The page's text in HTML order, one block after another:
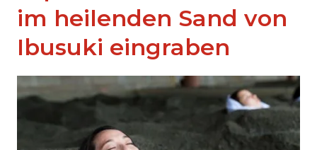
im heilenden Sand von
Ibusuki eingraben